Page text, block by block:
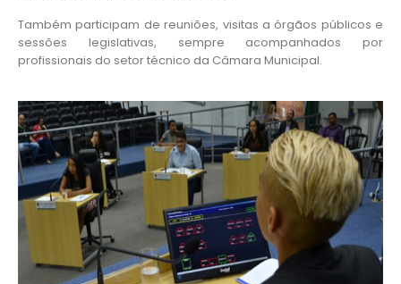
Também participam de reuniões, visitas a órgãos públicos e
sessões legislativas, sempre acompanhados por
profissionais do setor técnico da Câmara Municipal.